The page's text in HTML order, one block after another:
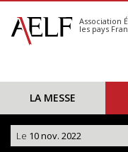
S'abonner
Calendrier
Association
les pays
LA MESSE
Le 10 nov. 2022